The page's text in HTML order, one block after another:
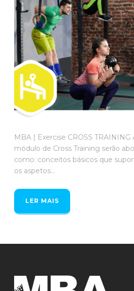
MBA | Exercise CROSS
módulo de Cross Training serão
como: conceitos básicos que
os aspetos...
LER MAIS